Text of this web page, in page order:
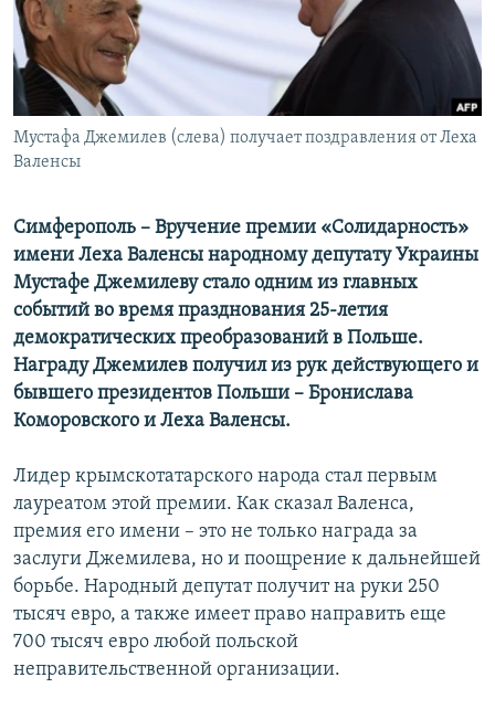
ПОБЕДИТЕЛЕЙ НЕ СУДЯТ?
КРЫМ.НЕПОКОРЕННЫЙ
ELIFBE
УКРАИНСКАЯ ПРОБЛЕМА КРЫМА
ПРИСОЕДИНЯЙТЕСЬ!
Все сайты RFE/RL
Мустафа Джемилев (слева) получает поздравления от Леха
Валенсы
Симферополь – Вручение премии «Солидарность»
имени Леха Валенсы народному депутату Украины
Мустафе Джемилеву стало одним из главных
событий во время празднования 25-летия
демократических преобразований в Польше.
Награду Джемилев получил из рук действующего и
бывшего президентов Польши – Бронислава
Коморовского и Леха Валенсы.
Лидер крымскотатарского народа стал первым
лауреатом этой премии. Как сказал Валенса,
премия его имени – это не только награда за
заслуги Джемилева, но и поощрение к дальнейшей
борьбе. Народный депутат получит на руки 250
тысяч евро, а также имеет право направить еще
700 тысяч евро любой польской
неправительственной организации.